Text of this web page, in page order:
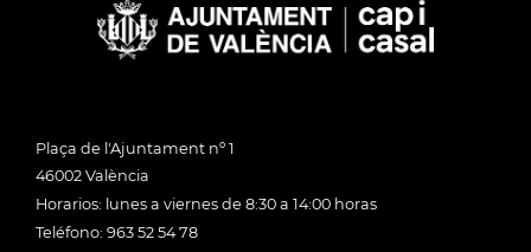
Plaça de l'Ajuntament nº 1
46002 València
Horarios: lunes a viernes de 8:30 a 14:00 horas
Teléfono: 963 52 54 78